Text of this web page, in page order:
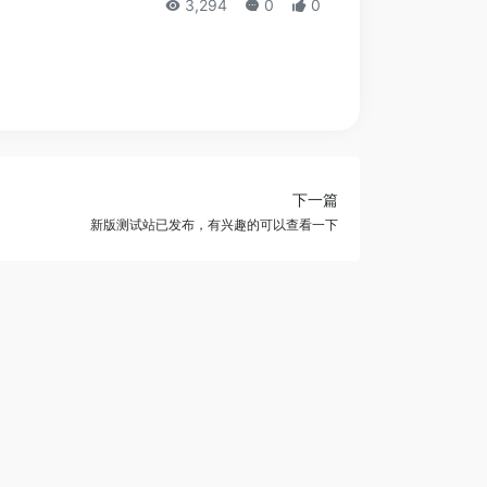
3,294 0 0
下一篇
新版测试站已发布，有兴趣的可以查看一下